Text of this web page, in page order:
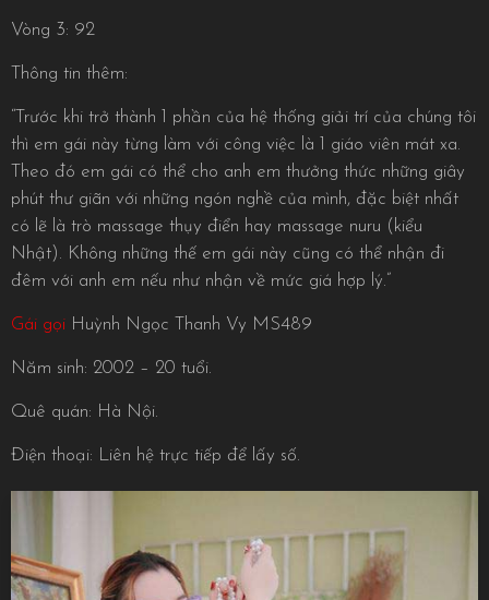
Vòng 3: 92
Thông tin thêm:
“Trước khi trở thành 1 phần của hệ thống giải trí của chúng tôi
thì em gái này từng làm với công việc là 1 giáo viên mát xa.
Theo đó em gái có thể cho anh em thưởng thức những giây
phút thư giãn với những ngón nghề của mình, đặc biệt nhất
có lẽ là trò massage thụy điển hay massage nuru (kiểu
Nhật). Không những thế em gái này cũng có thể nhận đi
đêm với anh em nếu như nhận về mức giá hợp lý.”
Gái gọi Huỳnh Ngọc Thanh Vy MS489
Năm sinh: 2002 – 20 tuổi.
Quê quán: Hà Nội.
Điện thoại: Liên hệ trực tiếp để lấy số.